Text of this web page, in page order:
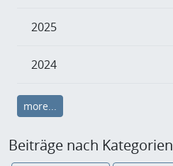
2025
2024
more...
Beiträge nach Kategorien